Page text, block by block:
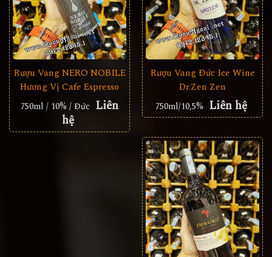
Rượu Vang NERO NOBILE
Hương Vị Cafe Espresso
750ml / 10% / Đức Liên
hệ
Rượu Vang Đức Ice Wine
Dr.Zen Zen
750ml/10,5% Liên hệ